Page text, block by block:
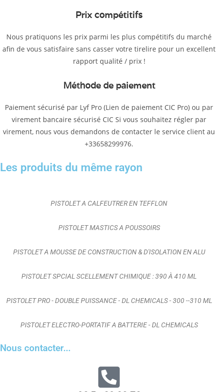
Prix compétitifs
Nous pratiquons les prix parmi les plus compétitifs du marché
afin de vous satisfaire sans casser votre tirelire pour un excellent
rapport qualité / prix !
Méthode de paiement
Paiement sécurisé par Lyf Pro (Lien de paiement CIC Pro) ou par
virement bancaire sécurisé CIC Si vous souhaitez régler par
virement, nous vous demandons de contacter le service client au
+33658299976.
Les produits du même rayon
PISTOLET A CALFEUTRER EN TEFFLON
PISTOLET MASTICS A POUSSOIRS
PISTOLET A MOUSSE DE CONSTRUCTION & D'ISOLATION EN ALU
PISTOLET SPCIAL SCELLEMENT CHIMIQUE : 390 À 410 ML
PISTOLET PRO - DOUBLE PUISSANCE - DL CHEMICALS - 300 --310 ML
PISTOLET ELECTRO-PORTATIF A BATTERIE - DL CHEMICALS
Nous contacter...